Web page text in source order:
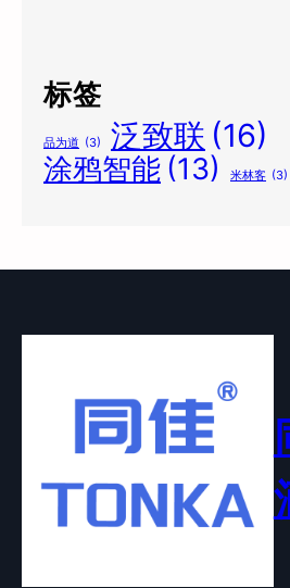
标签
品为道 (3) 泛致联 (16)
涂鸦智能 (13) 米林客 (3)